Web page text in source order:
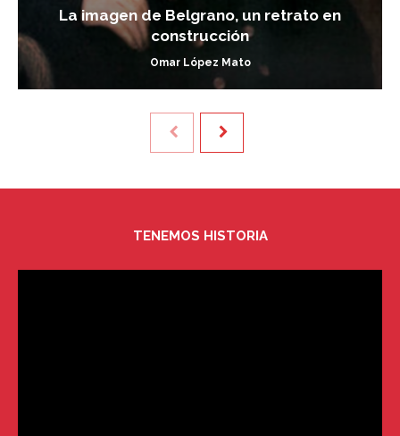
La imagen de Belgrano, un retrato en
construcción
Omar López Mato
TENEMOS HISTORIA